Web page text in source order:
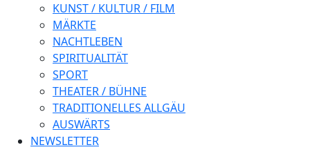
KUNST / KULTUR / FILM
MÄRKTE
NACHTLEBEN
SPIRITUALITÄT
SPORT
THEATER / BÜHNE
TRADITIONELLES ALLGÄU
AUSWÄRTS
NEWSLETTER